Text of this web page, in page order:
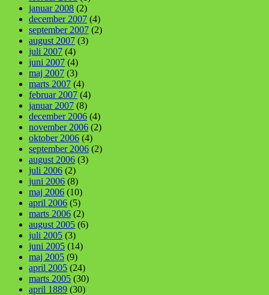
januar 2008 (2)
december 2007 (4)
september 2007 (2)
august 2007 (3)
juli 2007 (4)
juni 2007 (4)
maj 2007 (3)
marts 2007 (4)
februar 2007 (4)
januar 2007 (8)
december 2006 (4)
november 2006 (2)
oktober 2006 (4)
september 2006 (2)
august 2006 (3)
juli 2006 (2)
juni 2006 (8)
maj 2006 (10)
april 2006 (5)
marts 2006 (2)
august 2005 (6)
juli 2005 (3)
juni 2005 (14)
maj 2005 (9)
april 2005 (24)
marts 2005 (30)
april 1889 (30)